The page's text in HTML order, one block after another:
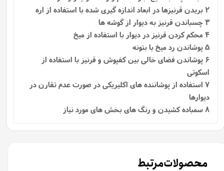
2 بریدن قرنیزها در ابعاد اندازه گیری شده با استفاده از اره
3 چسباندن قرنیز به دیوار از گوشه ها
4 محکم کردن قرنیز در دیوار با استفاده از میخ
5 پوشاندن رد میخ با بتونه
6 پوشاندن فضای خالی بین کفپوش و قرنیز با استفاده از
اسکوتی
7 استفاده از پوشاننده‌ های اکلیریکی در صورت عدم تقارن در
دیوارها
8 سمباده کشیدن و رنگ های بخش های مورد نیاز
محصولات مرتبط